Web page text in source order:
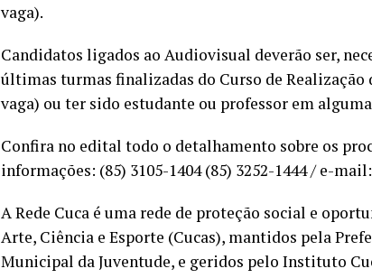
vaga).
Candidatos ligados ao Audiovisual deverão ser,
últimas turmas finalizadas do Curso de Realização
vaga) ou ter sido estudante ou professor em
Confira no edital todo o detalhamento sobre os
informações: (85) 3105-1404 (85) 3252-1444 / e-
A Rede Cuca é uma rede de proteção social e
Arte, Ciência e Esporte (Cucas), mantidos pela
Municipal da Juventude, e geridos pelo Instituto